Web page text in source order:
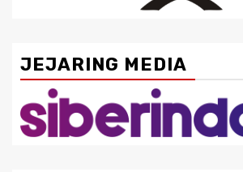
JEJARING MEDIA